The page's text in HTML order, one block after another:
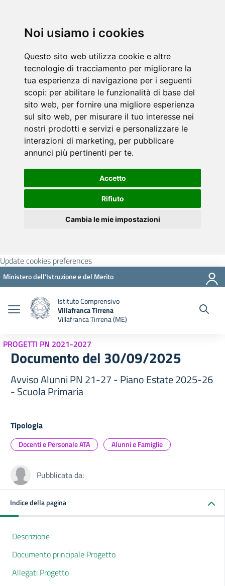
Noi usiamo i cookies
Questo sito web utilizza cookie e altre
tecnologie di tracciamento per migliorare la
tua esperienza di navigazione per i seguenti
scopi: per abilitare le funzionalità di base del
sito web, per fornire una migliore esperienza
sul sito web, per misurare il tuo interesse nei
nostri prodotti e servizi e personalizzare le
interazioni di marketing, per pubblicare
annunci più pertinenti per te.
Accetto
Rifiuto
Cambia le mie impostazioni
Update cookies preferences
Ministero dell'Istruzione e del Merito
Istituto Comprensivo
Villafranca Tirrena
Villafranca Tirrena (ME)
PROGETTI PN 2021-2027
Documento del 30/09/2025
Avviso Alunni PN 21-27 - Piano Estate 2025-26
- Scuola Primaria
Tipologia
Docenti e Personale ATA Alunni e Famiglie
Pubblicata da:
Indice della pagina
Descrizione
Documento principale Progetto
Allegati Progetto